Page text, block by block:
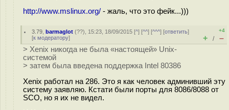
http://www.mslinux.org/ - жаль, что это фейк...)))
3.79 ,barmaglot (??), 15:23, 18/09/2015 [^] [^^] [^^^] [ответить]
[к модератору]
+4
+ / –
> Xenix никогда не была «настоящей» Unix-
системой
> затем была введена поддержка Intel 80386
Xenix работал на 286. Это я как человек админивший эту
систему заявляю. Кстати были порты для 8086/8088 от
SCO, но я их не видел.